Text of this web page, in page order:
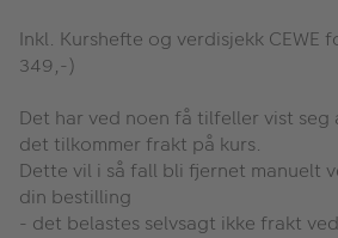
Inkl. Kurshefte og verdisjekk CEWE
349,-)
Det har ved noen få tilfeller vist seg
det tilkommer frakt på kurs.
Dette vil i så fall bli fjernet manuelt
din bestilling
- det belastes selvsagt ikke frakt